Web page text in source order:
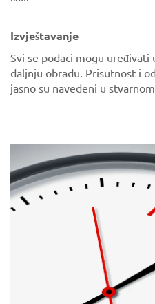
Izvještavanje
Svi se podaci mogu
daljnju obradu. Prisutnost i
jasno su navedeni u